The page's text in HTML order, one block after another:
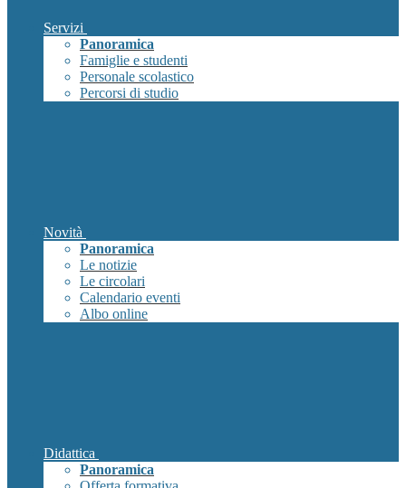
Servizi
Panoramica
Famiglie e studenti
Personale scolastico
Percorsi di studio
Novità
Panoramica
Le notizie
Le circolari
Calendario eventi
Albo online
Didattica
Panoramica